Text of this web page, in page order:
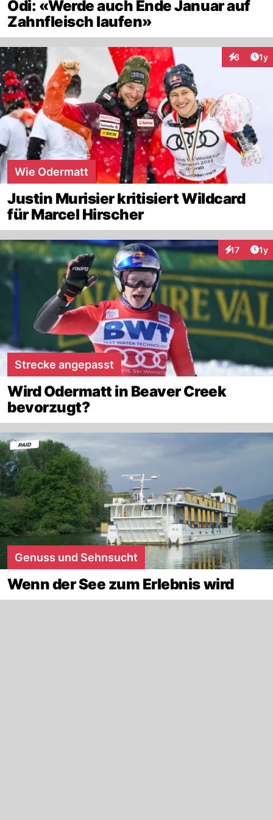
Odi: «Werde auch Ende Januar auf
Zahnfleisch laufen»
6 1y
Wie Odermatt
Justin Murisier kritisiert Wildcard
für Marcel Hirscher
17 1y
Strecke angepasst
Wird Odermatt in Beaver Creek
bevorzugt?
Genuss und Sehnsucht
Wenn der See zum Erlebnis wird